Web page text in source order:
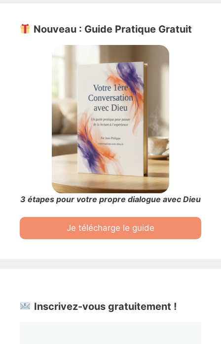
Nouveau : Guide Pratique Gratuit
3 étapes pour votre propre dialogue avec Dieu
Je télécharge le guide
Inscrivez-vous gratuitement !